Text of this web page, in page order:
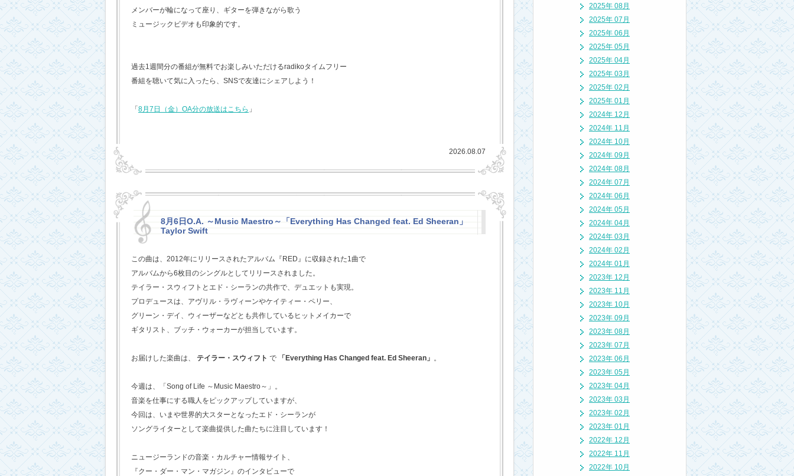
メンバーが輪になって座り、ギターを弾きながら歌う
ミュージックビデオも印象的です。
過去1週間分の番組が無料でお楽しみいただけるradikoタイムフリー
番組を聴いて気に入ったら、SNSで友達にシェアしよう！
「 8月7日（金）OA分の放送はこちら 」
2026.08.07
8月6日O.A. ～Music Maestro～「Everything Has Changed feat. Ed Sheeran」
Taylor Swift
この曲は、2012年にリリースされたアルバム『RED』に収録された1曲で
アルバムから6枚目のシングルとしてリリースされました。
テイラー・スウィフトとエド・シーランの共作で、デュエットも実現。
プロデュースは、アヴリル・ラヴィーンやケイティー・ペリー、
グリーン・デイ、ウィーザーなどとも共作しているヒットメイカーで
ギタリスト、ブッチ・ウォーカーが担当しています。
お届けした楽曲は、 テイラー・スウィフト で 「Everything Has Changed feat. Ed Sheeran」 。
今週は、「Song of Life ～Music Maestro～」。
音楽を仕事にする職人をピックアップしていますが、
今回は、いまや世界的大スターとなったエド・シーランが
ソングライターとして楽曲提供した曲たちに注目しています！
ニュージーランドの音楽・カルチャー情報サイト、
『クー・ダー・マン・マガジン』のインタビューで
2025年 08月
2025年 07月
2025年 06月
2025年 05月
2025年 04月
2025年 03月
2025年 02月
2025年 01月
2024年 12月
2024年 11月
2024年 10月
2024年 09月
2024年 08月
2024年 07月
2024年 06月
2024年 05月
2024年 04月
2024年 03月
2024年 02月
2024年 01月
2023年 12月
2023年 11月
2023年 10月
2023年 09月
2023年 08月
2023年 07月
2023年 06月
2023年 05月
2023年 04月
2023年 03月
2023年 02月
2023年 01月
2022年 12月
2022年 11月
2022年 10月